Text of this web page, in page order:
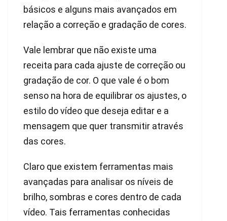
básicos e alguns mais avançados em
relação a correção e gradação de cores.
Vale lembrar que não existe uma
receita para cada ajuste de correção ou
gradação de cor. O que vale é o bom
senso na hora de equilibrar os ajustes, o
estilo do vídeo que deseja editar e a
mensagem que quer transmitir através
das cores.
Claro que existem ferramentas mais
avançadas para analisar os níveis de
brilho, sombras e cores dentro de cada
vídeo. Tais ferramentas conhecidas